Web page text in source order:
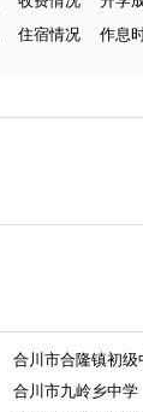
住宿情况 作息
合川市合隆镇初级
合川市九岭乡中学